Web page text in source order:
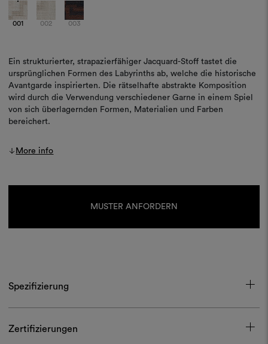
001 002 003
Ein strukturierter, strapazierfähiger Jacquard-Stoff tastet die
ursprünglichen Formen des Labyrinths ab, welche die historische
Avantgarde inspirierten. Die rätselhafte abstrakte Komposition
wird durch die Verwendung verschiedener Garne in einem Spiel
von sich überlagernden Formen, Materialien und Farben
bereichert.
More info
MUSTER ANFORDERN
Spezifizierung
Zertifizierungen